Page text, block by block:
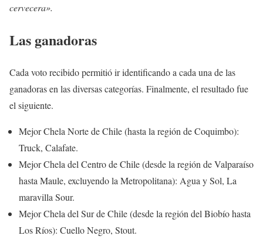
cervecera».
Las ganadoras
Cada voto recibido permitió ir identificando a cada una de las
ganadoras en las diversas categorías. Finalmente, el resultado fue
el siguiente.
Mejor Chela Norte de Chile (hasta la región de Coquimbo):
Truck, Calafate.
Mejor Chela del Centro de Chile (desde la región de Valparaíso
hasta Maule, excluyendo la Metropolitana): Agua y Sol, La
maravilla Sour.
Mejor Chela del Sur de Chile (desde la región del Biobío hasta
Los Ríos): Cuello Negro, Stout.